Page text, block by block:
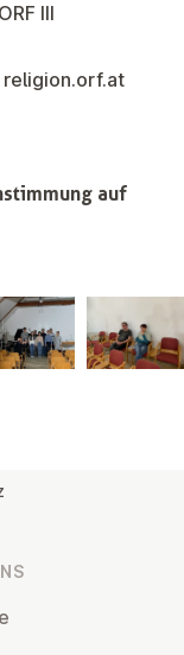
III
religion.orf.at
auf